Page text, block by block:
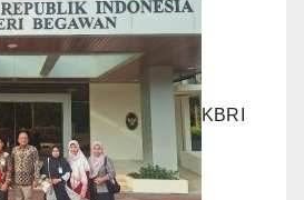
KBRI